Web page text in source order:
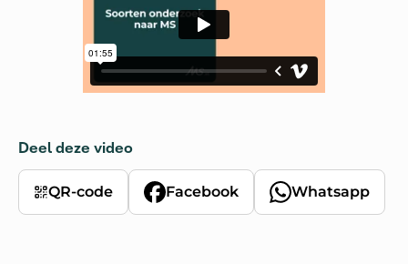
Deel deze video
QR-code Facebook Whatsapp